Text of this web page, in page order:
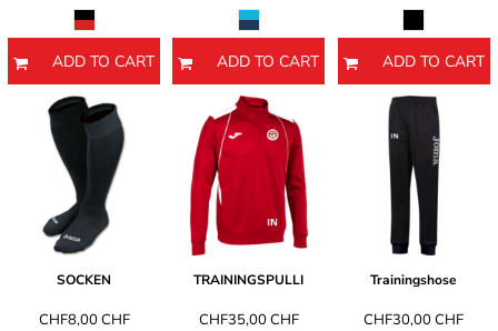
ADD TO CART ADD TO CART ADD TO CART
SOCKEN
CHF8,00 CHF
TRAININGSPULLI
CHF35,00 CHF
Trainingshose
CHF30,00CHF